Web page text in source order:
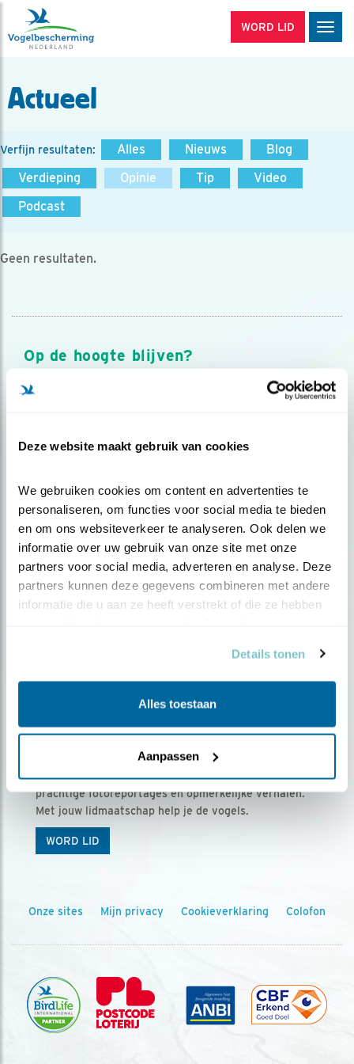
Deze website maakt gebruik van cookies
We gebruiken cookies om content en advertenties te
personaliseren, om functies voor social media te bieden
en om ons websiteverkeer te analyseren. Ook delen we
informatie over uw gebruik van onze site met onze
partners voor social media, adverteren en analyse. Deze
partners kunnen deze gegevens combineren met andere
informatie die u aan ze heeft verstrekt of die ze hebben
Details tonen
Alles toestaan
Aanpassen
WORD LID
Actueel
Verfijn resultaten: Alles Nieuws
Blog
Verdieping
Opinie Tip
Video
Podcast
Geen resultaten.
Op de hoogte blijven?
Meld je aan en ontvang nieuws, inspiratie, acties en tips
over vogels en activiteiten van Vogelbescherming.
Ontvang 5 x Vogels voor € 36,00 per jaar
Vogels is het tijdschrift voor onze leden, met
prachtige fotoreportages en opmerkelijke verhalen.
Met jouw lidmaatschap help je de vogels.
WORD LID
Onze sites Mijn privacy Cookieverklaring Colofon